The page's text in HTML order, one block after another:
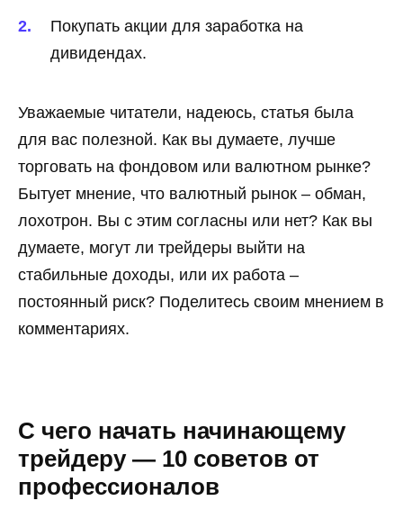
Покупать акции для заработка на
дивидендах.
Уважаемые читатели, надеюсь, статья была
для вас полезной. Как вы думаете, лучше
торговать на фондовом или валютном рынке?
Бытует мнение, что валютный рынок – обман,
лохотрон. Вы с этим согласны или нет? Как вы
думаете, могут ли трейдеры выйти на
стабильные доходы, или их работа –
постоянный риск? Поделитесь своим мнением в
комментариях.
С чего начать начинающему
трейдеру — 10 советов от
профессионалов